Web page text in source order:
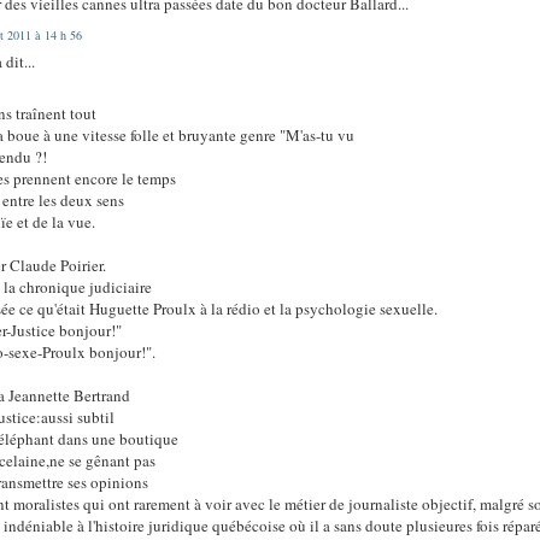
2011 à 14 h 56
dit...
traînent tout
boue à une vitesse folle et bruyante genre "M'as-tu vu
?!
prennent encore le temps
les deux sens
et de la vue.
Claude Poirier.
la chronique judiciaire
ce qu'était Huguette Proulx à la rédio et la psychologie sexuelle.
Justice bonjour!"
sexe-Proulx bonjour!".
Jeannette Bertrand
subtil
dans une boutique
se gênant pas
ses opinions
moralistes qui ont rarement à voir avec le métier de journaliste objectif, malgré
à l'histoire juridique québécoise où il a sans doute plusieures fois